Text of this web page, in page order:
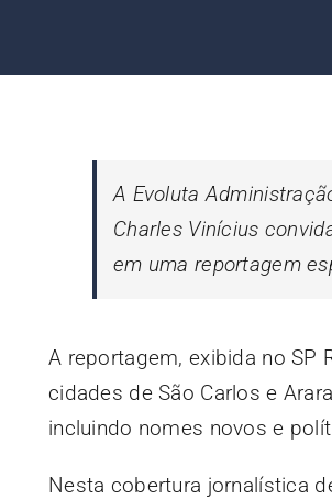
A Evoluta
Charles Vinícius
em uma reportagem
A reportagem, exibida no
cidades de São Carlos e
incluindo nomes novos e
Nesta cobertura jornalística